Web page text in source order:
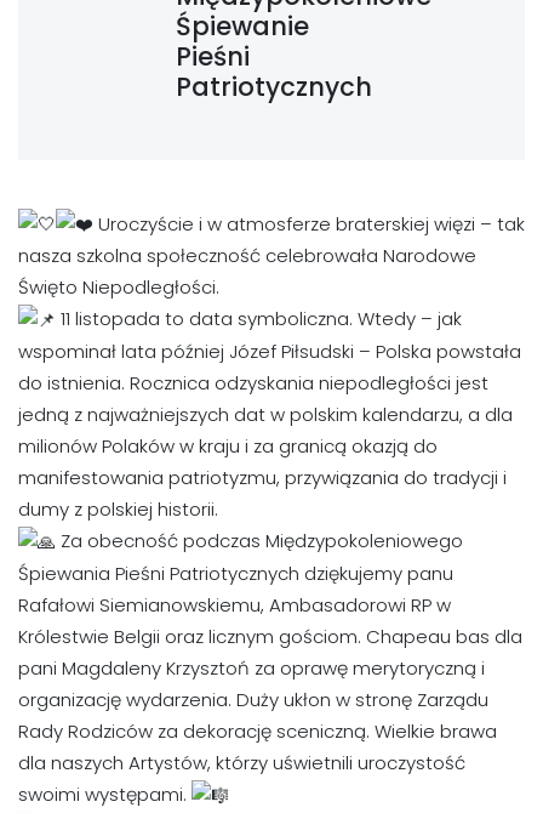
Śpiewanie
Pieśni
Patriotycznych
Uroczyście i w atmosferze braterskiej więzi – tak
nasza szkolna społeczność celebrowała Narodowe
Święto Niepodległości.
11 listopada to data symboliczna. Wtedy – jak
wspominał lata później Józef Piłsudski – Polska powstała
do istnienia. Rocznica odzyskania niepodległości jest
jedną z najważniejszych dat w polskim kalendarzu, a dla
milionów Polaków w kraju i za granicą okazją do
manifestowania patriotyzmu, przywiązania do tradycji i
dumy z polskiej historii.
Za obecność podczas Międzypokoleniowego
Śpiewania Pieśni Patriotycznych dziękujemy panu
Rafałowi Siemianowskiemu, Ambasadorowi RP w
Królestwie Belgii oraz licznym gościom. Chapeau bas dla
pani Magdaleny Krzysztoń za oprawę merytoryczną i
organizację wydarzenia. Duży ukłon w stronę Zarządu
Rady Rodziców za dekorację sceniczną. Wielkie brawa
dla naszych Artystów, którzy uświetnili uroczystość
swoimi występami.